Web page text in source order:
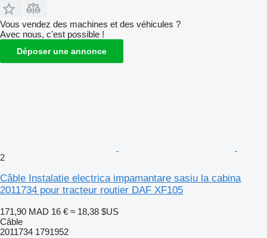
Vous vendez des machines et des véhicules ?
Avec nous, c'est possible !
Déposer une annonce
2
Câble Instalatie electrica impamantare sasiu la cabina
2011734 pour tracteur routier DAF XF105
171,90 MAD 16 € ≈ 18,38 $US
Câble
2011734 1791952